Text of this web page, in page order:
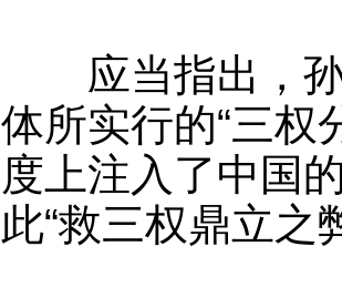
应当指出，孙
体所实行的“三权
度上注入了中国
此“救三权鼎立之